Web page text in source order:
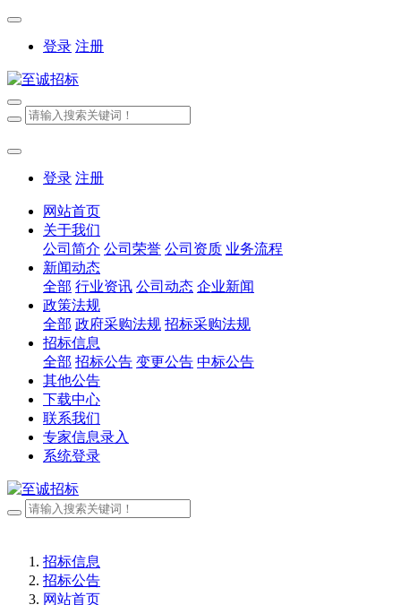
登录 注册
登录 注册
网站首页
关于我们
公司简介 公司荣誉 公司资质 业务流程
新闻动态
全部 行业资讯 公司动态 企业新闻
政策法规
全部 政府采购法规 招标采购法规
招标信息
全部 招标公告 变更公告 中标公告
其他公告
下载中心
联系我们
专家信息录入
系统登录
招标信息
招标公告
网站首页